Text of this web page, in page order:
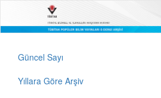
Güncel Sayı
Yıllara Göre Arşiv